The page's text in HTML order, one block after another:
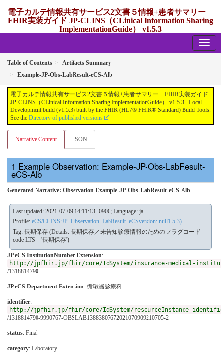
電子カルテ情報共有サービス2文書５情報+患者サマリー
FHIR実装ガイド JP-CLINS（CLinical Information Sharing
ImplementationGuide） v1.5.3
Table of Contents
Artifacts Summary
Example-JP-Obs-LabResult-eCS-Alb
電子カルテ情報共有サービス2文書５情報+患者サマリー FHIR実装ガイド
JP-CLINS（CLinical Information Sharing ImplementationGuide） v1.5.3 - Local
Development build (v1.5.3) built by the FHIR (HL7® FHIR® Standard) Build Tools.
See the Directory of published versions
Narrative Content JSON
Example Observation: Example-JP-Obs-LabResult-
eCS-Alb
Generated Narrative: Observation Example-JP-Obs-LabResult-eCS-Alb
Last updated: 2021-07-09 14:11:13+0900; Language: ja
Profile: eCS/CLINS:JP_Observation_LabResult_eCSversion: null1.5.3)
Tag: 長期保存 (Details: 長期保存／未告知診療情報のためのフラグコード
code LTS = '長期保存')
JP eCS InstitutionNumber Extension:
http://jpfhir.jp/fhir/core/IdSystem/insurance-medical-
/1318814790
JP eCS Department Extension: 循環器診療科
identifier:
http://jpfhir.jp/fhir/core/IdSystem/resourceInstance-
/1318814790-9990767-OBSLAB13883807672021070909210705-2
status: Final
category: Laboratory